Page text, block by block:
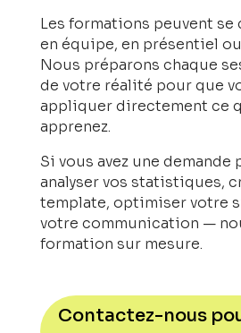
Les formations peuvent se
en équipe, en présentiel
Nous préparons chaque
de votre réalité pour que
appliquer directement ce
apprenez.
Si vous avez une
analyser vos statistiques,
template, optimiser votre
votre communication —
formation sur mesure.
Contactez-nous